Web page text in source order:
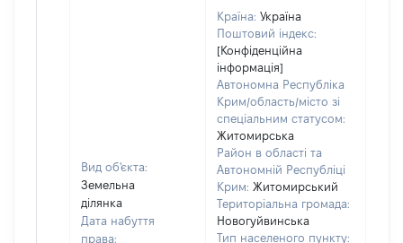
Вид об'єкта:
Земельна
ділянка
Дата набуття
права:
Країна: Україна
Поштовий індекс:
[Конфіденційна
інформація]
Автономна Республіка
Крим/область/місто зі
спеціальним статусом:
Житомирська
Район в області та
Автономній Республіці
Крим: Житомирський
Територіальна громада:
Новогуйвинська
Тип населеного пункту: